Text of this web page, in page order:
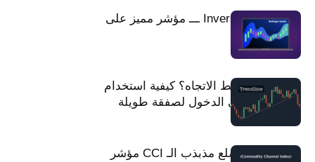
شراء إشارة
مؤشر DeM
ما هو DeM
Inversion Bollinger ـــ مؤشر مميز على
Olymp Trade
ما هو مؤشر خط الاتجاه؟ كيفية استخدام
خط الاتجاه في الدخول لصفقة طويلة
مؤشر قناة السلع مذبذب الـ CCI مؤشر